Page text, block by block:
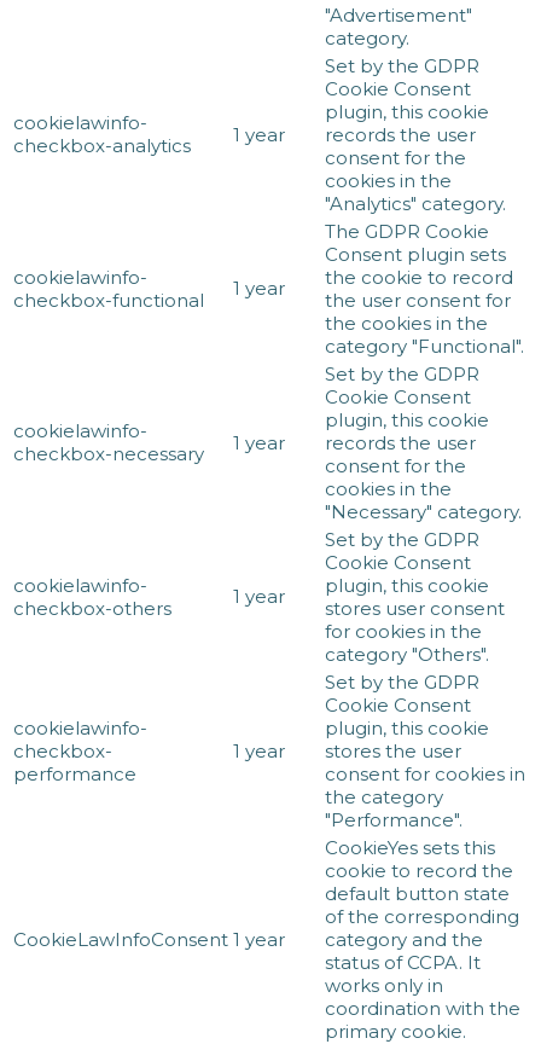
"Advertisement"
category.
cookielawinfo-
checkbox-analytics
1 year
Set by the GDPR
Cookie Consent
plugin, this cookie
records the user
consent for the
cookies in the
"Analytics" category.
cookielawinfo-
checkbox-functional
1 year
The GDPR Cookie
Consent plugin sets
the cookie to record
the user consent for
the cookies in the
category "Functional".
cookielawinfo-
checkbox-necessary
1 year
Set by the GDPR
Cookie Consent
plugin, this cookie
records the user
consent for the
cookies in the
"Necessary" category.
cookielawinfo-
checkbox-others
1 year
Set by the GDPR
Cookie Consent
plugin, this cookie
stores user consent
for cookies in the
category "Others".
cookielawinfo-
checkbox-
performance
1 year
Set by the GDPR
Cookie Consent
plugin, this cookie
stores the user
consent for cookies in
the category
"Performance".
CookieLawInfoConsent 1 year
CookieYes sets this
cookie to record the
default button state
of the corresponding
category and the
status of CCPA. It
works only in
coordination with the
primary cookie.